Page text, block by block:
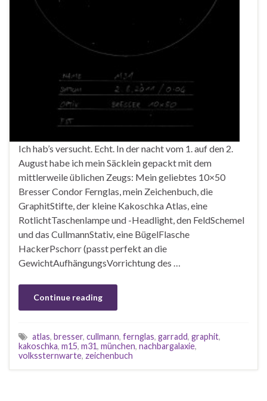
Ich hab’s versucht. Echt. In der nacht vom 1. auf den 2.
August habe ich mein Säcklein gepackt mit dem
mittlerweile üblichen Zeugs: Mein geliebtes 10×50
Bresser Condor Fernglas, mein Zeichenbuch, die
GraphitStifte, der kleine Kakoschka Atlas, eine
RotlichtTaschenlampe und -Headlight, den FeldSchemel
und das CullmannStativ, eine BügelFlasche
HackerPschorr (passt perfekt an die
GewichtAufhängungsVorrichtung des …
Continue reading
atlas, bresser, cullmann, fernglas, garradd, graphit,
kakoschka, m15, m31, münchen, nachbargalaxie,
volkssternwarte, zeichenbuch